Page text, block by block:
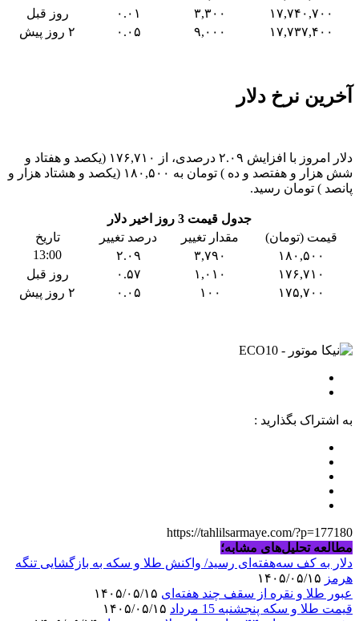
۱۷,۷۴۰,۷۰۰
۳,۳۰۰ ۰.۰۱
روز قبل
۱۷,۷۳۷,۴۰۰
۹,۰۰۰ ۰.۰۵ ۲ روز پیش
آخرین نرخ دلار
دلار امروز با افزایش ۲.۰۹ درصدی، از ۱۷۶,۷۱۰ (یکصد و هفتاد و
شش هزار و هفتصد و ده ) تومان به ۱۸۰,۵۰۰ (یکصد و هشتاد هزار و
پانصد ) تومان رسید.
جدول قیمت 3 روز اخیر دلار
قیمت (تومان)
مقدار تغییر درصد تغییر
تاریخ
۱۸۰,۵۰۰
۳,۷۹۰ ۲.۰۹
13:00
۱۷۶,۷۱۰
۱,۰۱۰ ۰.۵۷
روز قبل
۱۷۵,۷۰۰
۱۰۰ ۰.۰۵ ۲ روز پیش
به اشتراک بگذارید :
https://tahlilsarmaye.com/?p=177180
مطالعه تحلیل‌های مشابه؛
دلار به کف سه‌هفته‌ای رسید/ واکنش طلا و سکه به بازگشایی تنگه
هرمز
عبور طلا و نقره از سقف چند هفته‌ای
قیمت طلا و سکه پنجشنبه 15 مرداد